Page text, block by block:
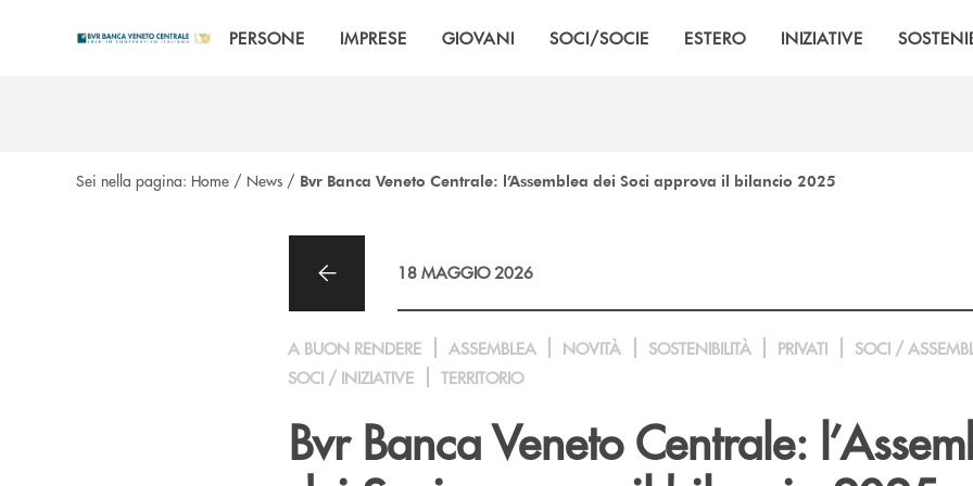
PERSONE IMPRESE GIOVANI SOCI/SOCIE ESTERO INIZIATIVE
Sei nella pagina: Home / News / Bvr Banca Veneto Centrale: l’Assemblea dei Soci approva il bilancio 2025
18 MAGGIO 2026
A BUON RENDERE ASSEMBLEA NOVITÀ SOSTENIBILITÀ PRIVATI
SOCI /
SOCI / INIZIATIVE
TERRITORIO
Bvr Banca Veneto Centrale: